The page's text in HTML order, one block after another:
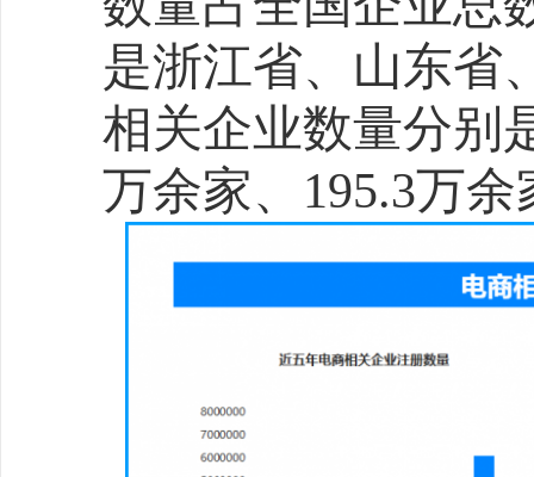
3C数码直播间成交额激增
的头部主播的直播间仍是
天眼查专业版数据显示
存在业、存续状态的直播
35.9万家。其中，2025年
相关企业约5.8万余家，
来看，近五年间，直播电
数量呈现出逐年增长的态
到顶峰。从区域分布来看
省、浙江省直播电商相关